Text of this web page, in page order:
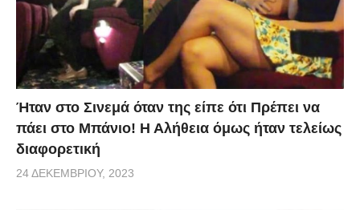
Ήταν στο Σινεμά όταν της είπε ότι Πρέπει να
πάει στο Μπάνιο! Η Αλήθεια όμως ήταν τελείως
διαφορετική
24 ΔΕΚΕΜΒΡΊΟΥ, 2023